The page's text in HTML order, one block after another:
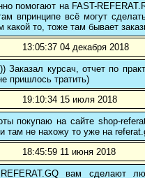
помогают на FAST-
впринципе всё могут
какой то, тоже там бывает
13:05:37 04 декабря 2018
Заказал курсач, отчет по
пришлось тратить)
19:10:34 15 июля 2018
покупаю на сайте shop-
там не нахожу то уже на
18:45:59 11 июня 2018
вам сделают